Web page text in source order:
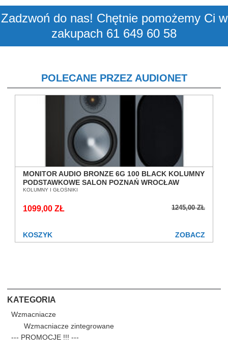
Zadzwoń do nas! Chętnie pomożemy Ci w
zakupach 61 649 60 58
POLECANE PRZEZ AUDIONET
MONITOR AUDIO BRONZE 6G 100 BLACK KOLUMNY
PODSTAWKOWE SALON POZNAŃ WROCŁAW
KOLUMNY I GŁOŚNIKI
1245,00 ZŁ
1099,00 ZŁ
KOSZYK ZOBACZ
KATEGORIA
Wzmacniacze
Wzmacniacze zintegrowane
--- PROMOCJE !!! ---